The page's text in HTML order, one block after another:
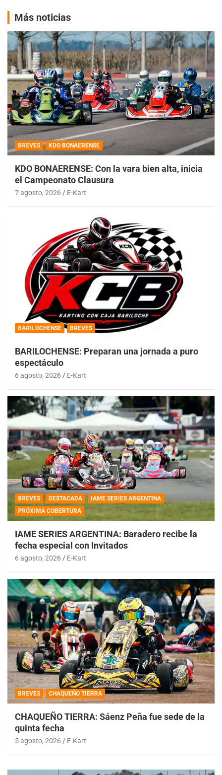
Más noticias
BREVES KDO BONAERENSE
KDO BONAERENSE: Con la vara bien alta, inicia
el Campeonato Clausura
7 agosto, 2026 E-Kart
BARILOCHENSE BREVES
BARILOCHENSE: Preparan una jornada a puro
espectáculo
6 agosto, 2026 E-Kart
BREVES DESTACADA
IAME SERIES ARGENTINA
PRÓXIMA COBERTURA
IAME SERIES ARGENTINA: Baradero recibe la
fecha especial con Invitados
6 agosto, 2026 E-Kart
BREVES CHAQUEÑO TIERRA
CHAQUEÑO TIERRA: Sáenz Peña fue sede de la
quinta fecha
5 agosto, 2026 E-Kart